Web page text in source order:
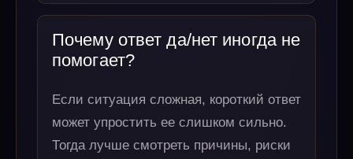
Почему ответ да/нет иногда не
помогает?
Если ситуация сложная, короткий ответ
может упростить ее слишком сильно.
Тогда лучше смотреть причины, риски